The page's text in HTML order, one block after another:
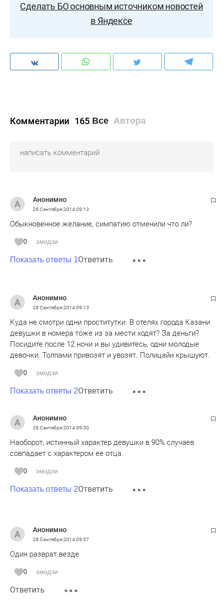
Сделать БО основным источником новостей
в Яндексе
Комментарии 165 Все Автора
Анонимно
28 Сентября 201409:13
Обыкновенное желание, симпатию отменили что ли?
0 эмодзи
Показать ответы 1Ответить
Анонимно
28 Сентября 201409:13
Куда не смотри одни проститутки. В отелях города Казани
девушки в номера тоже из за мести ходят? За деньги?
Посидите после 12 ночи и вы удивитесь, одни молодые
девочки. Толпами привозят и увозят. Полицайи крышуют.
0 эмодзи
Показать ответы 2Ответить
Анонимно
28 Сентября 201409:30
Наоборот, истинный характер девушки в 90% случаев
совпадает с характером ее отца.
0 эмодзи
Показать ответы 2Ответить
Анонимно
28 Сентября 201409:57
Один разврат везде
0 эмодзи
Ответить